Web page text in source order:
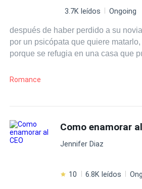
Morgan com o Dr. Hannibal Lecter - o
uma mesma realidade! Será capaz
mesa um dos maiores vilões da
caçada ele encontrará o verdadeiro
evidências!
3.7K leídos Ongoing
después de haber perdido a su
por un psicópata que quiere matarlo,
porque se refugia en una casa que
la lista de la muerte no hay forma de
Romance
Como enamorar
Jennifer Diaz
10 6.8K leídos